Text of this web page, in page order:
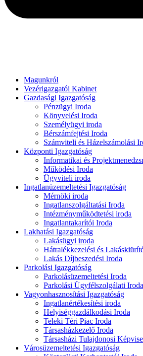
Magunkról
Vezérigazgatói Kabinet
Gazdasági Igazgatóság
Pénzügyi Iroda
Könyvelési Iroda
Személyügyi iroda
Bérszámfejtési Iroda
Számviteli és Házelszámolási
Központi Igazgatóság
Informatikai és
Működési Iroda
Ügyviteli iroda
Ingatlanüzemeltetési Igazgatóság
Mérnöki iroda
Ingatlanszolgáltatási Iroda
Intézményműködtetési iroda
Ingatlantakarítói Iroda
Lakhatási Igazgatóság
Lakásügyi iroda
Hátralékkezelési és
Lakás Díjbeszedési Iroda
Parkolási Igazgatóság
Parkolásüzemeltetési Iroda
Parkolási Ügyfélszolgálati Iroda
Vagyonhasznosítási Igazgatóság
Ingatlanértékesítési iroda
Helyiséggazdálkodási Iroda
Teleki Téri Piac Iroda
Társasházkezelő Iroda
Társasházi Tulajdonosi
Városüzemeltetési Igazgatóság